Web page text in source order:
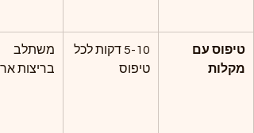
טיפוס עם
מקלות
5-10 דקות לכל
טיפוס
משתלב
בריצות